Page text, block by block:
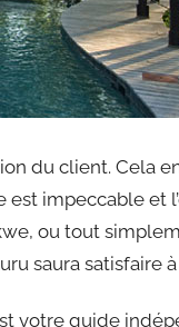
du client. Cela
impeccable et
ou tout
saura satisfaire
votre guide